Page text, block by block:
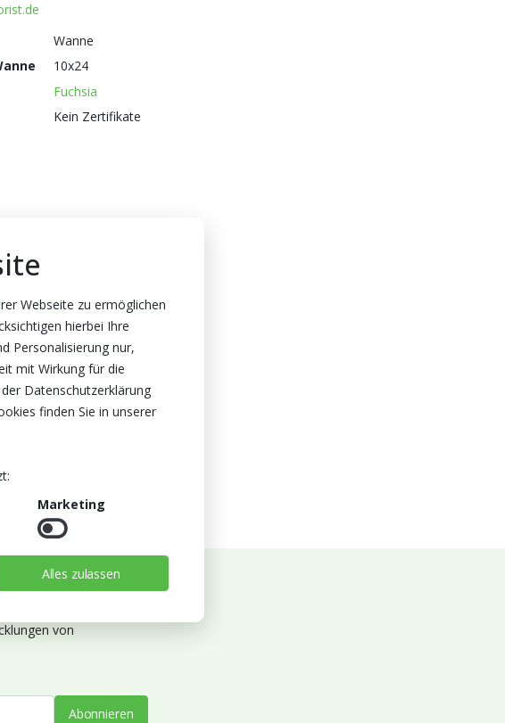
Wanne
10x24
Fuchsia
Kein Zertifikate
von
Abonnieren
Webseite zu ermöglichen
hierbei Ihre
Personalisierung nur,
mit Wirkung für die
Datenschutzerklärung
finden Sie in unserer
Marketing
Alles zulassen